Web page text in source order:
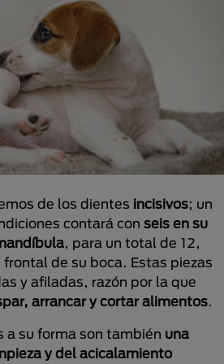
de los dientes incisivos; un
contará con seis en su
, para un total de 12,
de su boca. Estas piezas
y afiladas, razón por la que
arrancar y cortar alimentos.
a su forma son también una
y del acicalamiento